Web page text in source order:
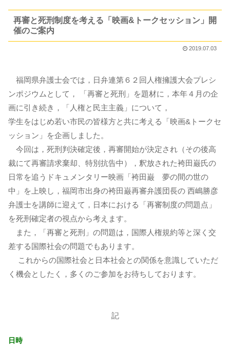
再審と死刑制度を考える「映画&トークセッション」開
催のご案内
2019.07.03
福岡県弁護士会では，日弁連第６２回人権擁護大会プレシ
ンポジウムとして， 「再審と死刑」を題材に，本年４月の企
画に引き続き，「人権と民主主義」について，
学生をはじめ若い市民の皆様方と共に考える「映画&トークセ
ッション」を企画しました。
今回は，死刑判決確定後，再審開始が決定され（その後高
裁にて再審請求棄却、特別抗告中），釈放された袴田巌氏の
日常を追うドキュメンタリー映画「袴田巌 夢の間の世の
中」を上映し，福岡市出身の袴田巌再審弁護団長の 西嶋勝彦
弁護士を講師に迎えて，日本における「再審制度の問題点」
を死刑確定者の視点から考えます。
また，「再審と死刑」の問題は，国際人権規約等と深く交
差する国際社会の問題でもあります。
これからの国際社会と日本社会との関係を意識していただ
く機会としたく，多くのご参加をお待ちしております。
記
日時